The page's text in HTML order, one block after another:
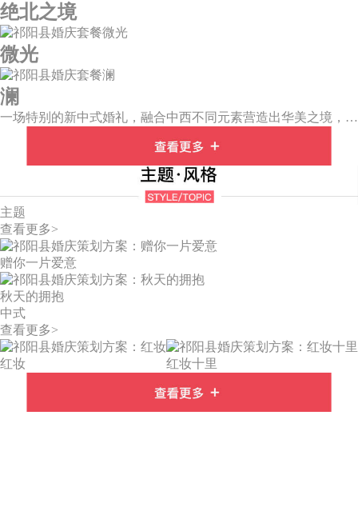
绝北之境
微光
澜
一场特别的新中式婚礼，融合中西不同元素营造出华美之境，有庄严浪漫的西式证婚，也有含蓄深情的中式感恩，从古典到现代，从前世到今生，爱，隽永铭刻。
主题
查看更多>
赠你一片爱意
秋天的拥抱
中式
查看更多>
红妆 红妆十里